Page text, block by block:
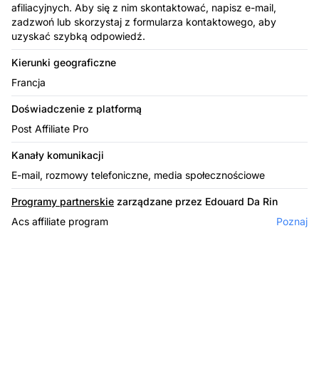
afiliacyjnych. Aby się z nim skontaktować, napisz e-mail,
zadzwoń lub skorzystaj z formularza kontaktowego, aby
uzyskać szybką odpowiedź.
Kierunki geograficzne
Francja
Doświadczenie z platformą
Post Affiliate Pro
Kanały komunikacji
E-mail, rozmowy telefoniczne, media społecznościowe
Programy partnerskie zarządzane przez Edouard Da Rin
Acs affiliate program
Poznaj